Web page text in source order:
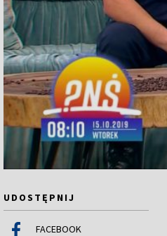
UDOSTĘPNIJ
FACEBOOK